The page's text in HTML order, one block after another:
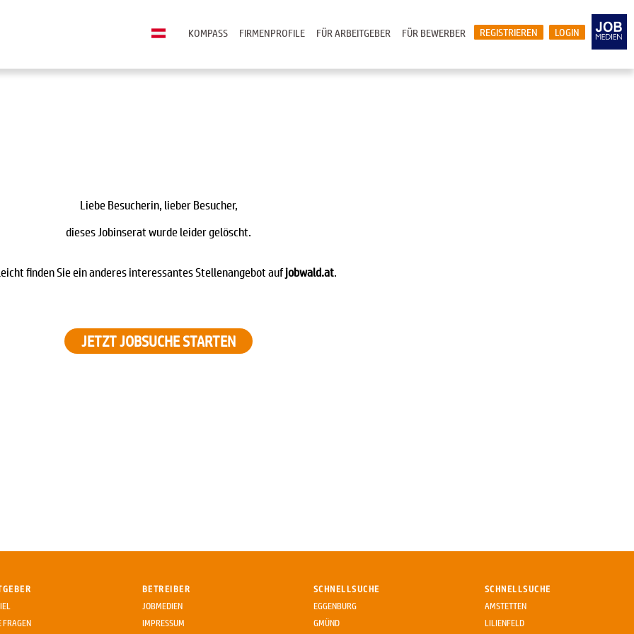
LOGIN
REGISTRIEREN
FÜR BEWERBER
FÜR ARBEITGEBER
FIRMENPROFILE
KOMPASS
Liebe Besucherin, lieber Besucher,
dieses Jobinserat wurde leider gelöscht.
finden Sie ein anderes interessantes Stellenangebot aufjobwald.at
JETZT JOBSUCHE STARTEN
FRAGEN
BETREIBER
JOBMEDIEN
IMPRESSUM
SCHNELLSUCHE
EGGENBURG
GMÜND
SCHNELLSUCHE
AMSTETTEN
LILIENFELD